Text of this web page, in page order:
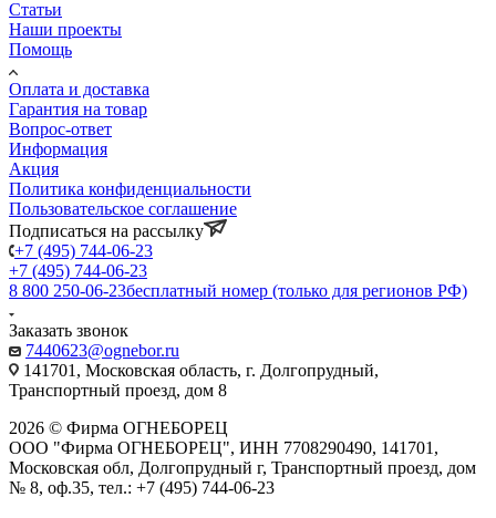
Статьи
Наши проекты
Помощь
Оплата и доставка
Гарантия на товар
Вопрос-ответ
Информация
Акция
Политика конфиденциальности
Пользовательское соглашение
Подписаться на рассылку
+7 (495) 744-06-23
+7 (495) 744-06-23
8 800 250-06-23бесплатный номер (только для регионов РФ)
Заказать звонок
7440623@ognebor.ru
141701, Московская область, г. Долгопрудный,
Транспортный проезд, дом 8
2026 © Фирма ОГНЕБОРЕЦ
ООО "Фирма ОГНЕБОРЕЦ", ИНН 7708290490, 141701,
Московская обл, Долгопрудный г, Транспортный проезд, дом
№ 8, оф.35, тел.: +7 (495) 744-06-23